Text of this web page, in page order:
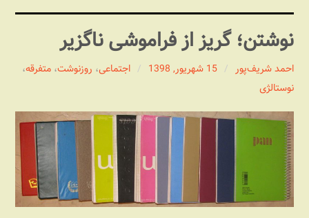
درباره این وبلاگ
مجله شبکه
بازکردن
پندهای یونیکسی استاد «فو»
نوشتن؛ گریز از فراموشی ناگزیر
احمد شریف‌پور 15 شهریور, 1398 اجتماعی، روزنوشت،متفرقه،
نوستالژی